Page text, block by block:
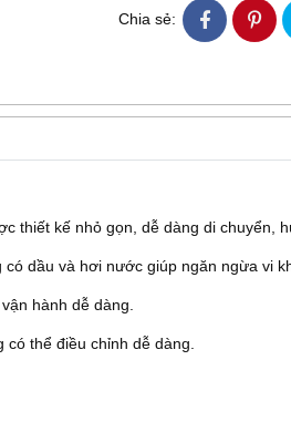
Chia sẻ:
thiết kế nhỏ gọn, dễ dàng di chuyển,
dầu và hơi nước giúp ngăn ngừa vi
hành dễ dàng.
có thể điều chỉnh dễ dàng.
cao